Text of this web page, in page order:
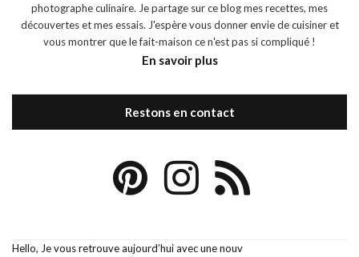
photographe culinaire. Je partage sur ce blog mes recettes, mes
découvertes et mes essais. J'espère vous donner envie de cuisiner et
vous montrer que le fait-maison ce n'est pas si compliqué !
En savoir plus
Restons en contact
Hello, Je vous retrouve aujourd’hui avec une nouv